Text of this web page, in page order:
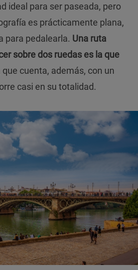
ideal para ser paseada, pero
es prácticamente plana,
para pedalearla. Una ruta
sobre dos ruedas es la que
que cuenta, además, con un
casi en su totalidad.